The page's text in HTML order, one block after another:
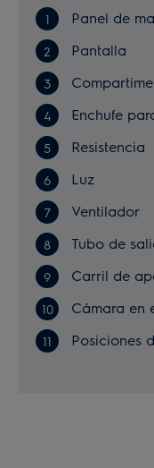
Panel de
Pantalla
Enchufe
Resistencia
Luz
Ventilador
Tubo de
Carril de
Cámara en
Posiciones